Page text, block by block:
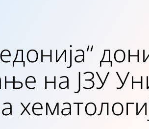
на ЈЗУ